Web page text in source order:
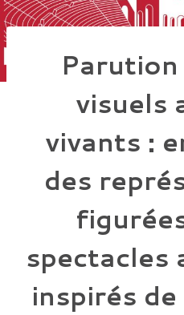
visuels
vivants :
des
spectacles
inspirés